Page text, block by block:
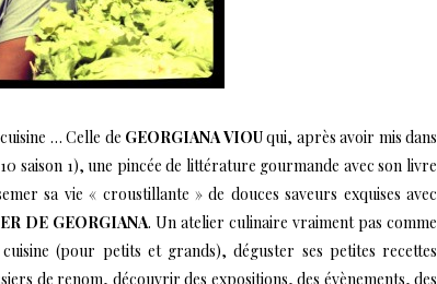
… Celle de GEORGIANA VIOUqui, après avoir mis dans
saison 1), une pincée de littérature gourmande avec son livre
sa vie « croustillante » de douces saveurs exquises avec
DE GEORGIANA.Un atelier culinaire vraiment pas comme
(pour petits et grands), déguster ses petites recettes
de renom, découvrir des expositions, des évènements, des